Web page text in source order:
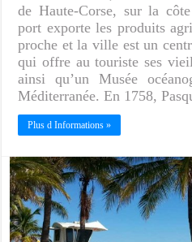
de Haute-Corse, sur la
port exporte les produits
proche et la ville est un
qui offre au touriste ses
ainsi qu’un Musée
Méditerranée. En 1758,
Plus d Informations »